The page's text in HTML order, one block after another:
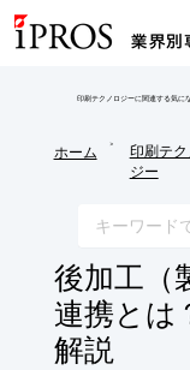
印刷テクノロジーに関連する気に
ホーム
>
印刷テク
ジー
後加工（
連携とは
解説